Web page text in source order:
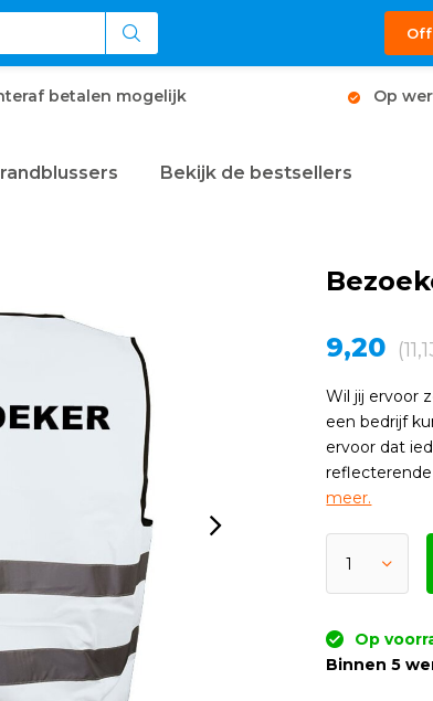
betalen mogelijk Op
Bekijk de bestsellers
9,20
Wil jij ervoor
een bedrijf
ervoor dat
meer.
Op
Binnen 5